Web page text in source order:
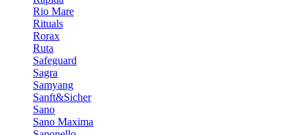
Rio Mare
Rituals
Rorax
Ruta
Safeguard
Sagra
Samyang
Sanft&Sicher
Sano
Sano Maxima